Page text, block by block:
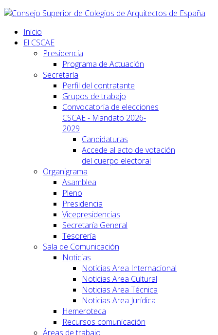
Inicio
El CSCAE
Presidencia
Programa de Actuación
Secretaría
Perfil del contratante
Grupos de trabajo
Convocatoria de elecciones
CSCAE - Mandato 2026-
2029
Candidaturas
Accede al acto de votación
del cuerpo electoral
Organigrama
Asamblea
Pleno
Presidencia
Vicepresidencias
Secretaría General
Tesorería
Sala de Comunicación
Noticias
Noticias Area Internacional
Noticias Area Cultural
Noticias Area Técnica
Noticias Area Jurídica
Hemeroteca
Recursos comunicación
Áreas de trabajo